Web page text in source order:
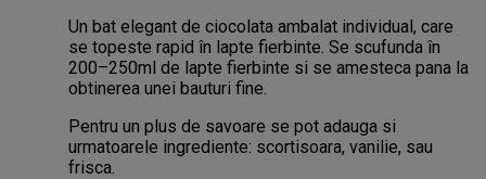
Un bat elegant de ciocolata ambalat individual, care
se topeste rapid în lapte fierbinte. Se scufunda în
200–250ml de lapte fierbinte si se amesteca pana la
obtinerea unei bauturi fine.
Pentru un plus de savoare se pot adauga si
urmatoarele ingrediente: scortisoara, vanilie, sau
frisca.